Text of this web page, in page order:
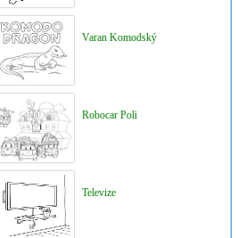
Varan Komodský
Robocar Poli
Televize